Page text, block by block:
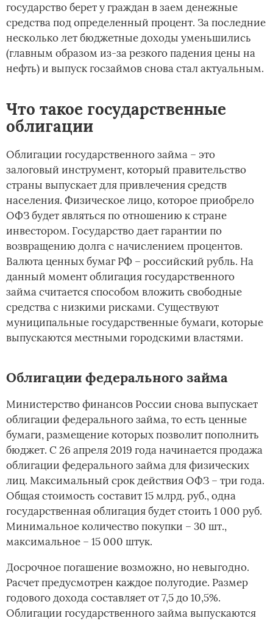
государство берет у граждан в заем денежные
средства под определенный процент. За последние
несколько лет бюджетные доходы уменьшились
(главным образом из-за резкого падения цены на
нефть) и выпуск госзаймов снова стал актуальным.
Что такое государственные
облигации
Облигации государственного займа – это
залоговый инструмент, который правительство
страны выпускает для привлечения средств
населения. Физическое лицо, которое приобрело
ОФЗ будет являться по отношению к стране
инвестором. Государство дает гарантии по
возвращению долга с начислением процентов.
Валюта ценных бумаг РФ – российский рубль. На
данный момент облигация государственного
займа считается способом вложить свободные
средства с низкими рисками. Существуют
муниципальные государственные бумаги, которые
выпускаются местными городскими властями.
Облигации федерального займа
Министерство финансов России снова выпускает
облигации федерального займа, то есть ценные
бумаги, размещение которых позволит пополнить
бюджет. С 26 апреля 2019 года начинается продажа
облигации федерального займа для физических
лиц. Максимальный срок действия ОФЗ – три года.
Общая стоимость составит 15 млрд. руб., одна
государственная облигация будет стоить 1 000 руб.
Минимальное количество покупки – 30 шт.,
максимальное – 15 000 штук.
Досрочное погашение возможно, но невыгодно.
Расчет предусмотрен каждое полугодие. Размер
годового дохода составляет от 7,5 до 10,5%.
Облигации государственного займа выпускаются